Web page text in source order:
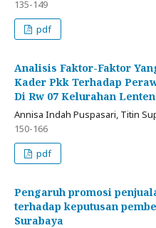
135-149
pdf
Analisis Faktor-Faktor
Kader Pkk Terhadap
Di Rw 07 Kelurahan
Annisa Indah Puspasari, Titin
150-166
pdf
Pengaruh promosi
terhadap keputusan
Surabaya